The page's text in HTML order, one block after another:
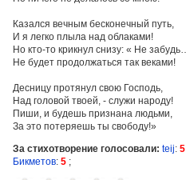
Казался вечным бесконечный путь,
И я легко плыла над облаками!
Но кто-то крикнул снизу: « Не забудь…
Не будет продолжаться так веками!
Десницу протянул свою Господь,
Над головой твоей, - служи народу!
Пиши, и будешь признана людьми,
За это потеряешь ты свободу!»
За стихотворение голосовали: teij: 5
Бикметов: 5 ;